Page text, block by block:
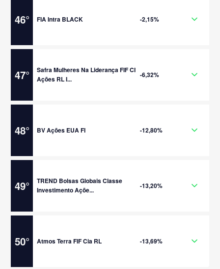
46° FIA Intra BLACK -2,15%
47°
Safra Mulheres Na Liderança FIF CI
Ações RL I...
-6,32%
48° BV Ações EUA FI -12,80%
49°
TREND Bolsas Globais Classe
Investimento Açõe...
-13,20%
50° Atmos Terra FIF Cia RL -13,69%